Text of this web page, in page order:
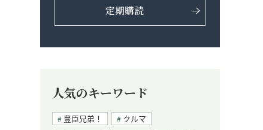
定期購読
人気のキーワード
豊臣兄弟！
クルマ